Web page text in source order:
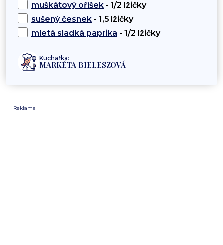
muškátový oříšek - 1/2 lžičky
sušený česnek - 1,5 lžičky
mletá sladká paprika - 1/2 lžičky
Kuchařka:
MARKÉTA BIELESZOVÁ
Reklama